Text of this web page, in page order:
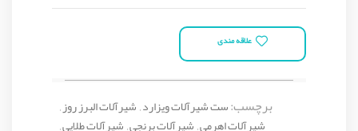
علاقه مندی
برچسب:ست شیرآلات ویزارد,شیرآلات البرز روز,
شیرآلات اهرمی,شیرآلات برنجی,شیرآلات طلایی,